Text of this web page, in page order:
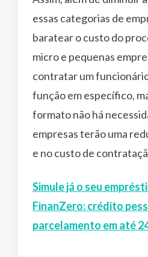
essas categorias de
baratear o custo do
micro e pequenas
contratar um
função em específico,
formato não há
empresas terão uma
e no custo de
Simule já o seu
FinanZero: crédito
parcelamento em até